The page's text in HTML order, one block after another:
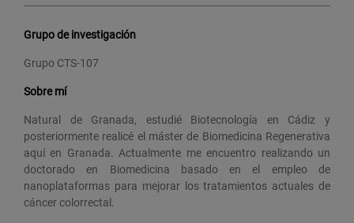
Grupo de investigación
Grupo CTS-107
Sobre mí
Natural de Granada, estudié Biotecnología en Cádiz y
posteriormente realicé el máster de Biomedicina Regenerativa
aquí en Granada. Actualmente me encuentro realizando un
doctorado en Biomedicina basado en el empleo de
nanoplataformas para mejorar los tratamientos actuales de
cáncer colorrectal.